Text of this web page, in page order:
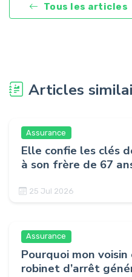
Tous les articles
Articles
Assurance
Elle confie les clés
à son frère de 67
25 Jul 2026
Assurance
Pourquoi mon
robinet d’arrêt